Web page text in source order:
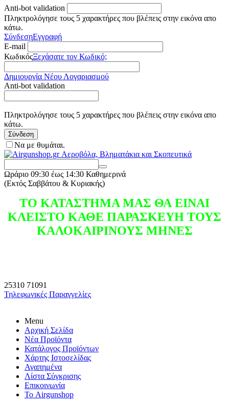
Anti-bot validation
Πληκτρολόγησε τους 5 χαρακτήρες που βλέπεις στην εικόνα απο
κάτω.
ΣύνδεσηΕγγραφή
E-mail
ΚωδικόςΞεχάσατε τον Κωδικό;
Δημιουργία Νέου Λογαριασμού
Anti-bot validation
Πληκτρολόγησε τους 5 χαρακτήρες που βλέπεις στην εικόνα απο
κάτω.
Σύνδεση
Να με θυμάται.
Ωράριο 09:30 έως 14:30 Καθημερινά
(Εκτός Σαββάτου & Κυριακής)
ΤΟ ΚΑΤΑΣΤΗΜΑ ΜΑΣ ΘΑ ΕΙΝΑΙ
ΚΛΕΙΣΤΟ ΚΑΘΕ ΠΑΡΑΣΚΕΥΗ ΤΟΥΣ
ΚΑΛΟΚΑΙΡΙΝΟΥΣ ΜΗΝΕΣ
25310 71091
Τηλεφωνικές Παραγγελίες
Menu
Αρχική Σελίδα
Νέα Προϊόντα
Κατάλογος Προϊόντων
Χάρτης Ιστοσελίδας
Αγαπημένα
Λίστα Σύγκρισης
Επικοινωνία
Το Airgunshop